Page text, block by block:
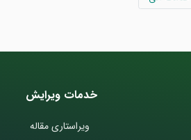
خدمات ویرایش
ویراستاری مقاله